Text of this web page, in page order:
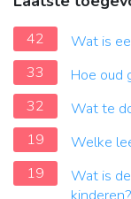
42
Wat is
33
Hoe oud
32
Wat te
19
Welke
19
Wat is